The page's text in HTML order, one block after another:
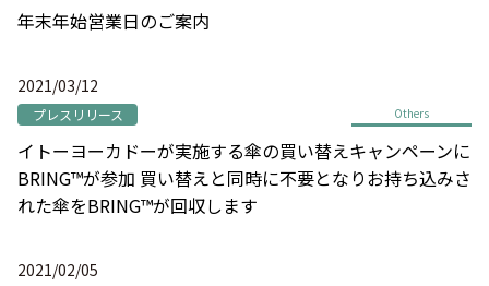
年末年始営業日のご案内
2021/03/12
プレスリリース Others
イトーヨーカドーが実施する傘の買い替えキャンペーンに
BRING™が参加 買い替えと同時に不要となりお持ち込みさ
れた傘をBRING™が回収します
2021/02/05